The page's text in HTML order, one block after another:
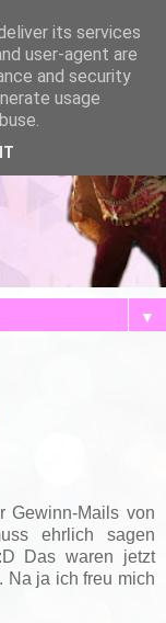
▼
Gewinn-Mails von
ehrlich sagen
Das waren jetzt
Na ja ich freu mich
its services
user-agent are
and security
usage